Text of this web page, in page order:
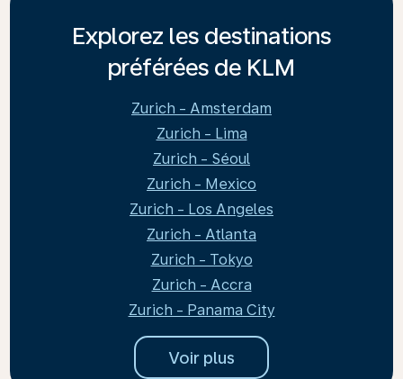
Explorez les destinations
préférées de KLM
Zurich - Amsterdam
Zurich - Lima
Zurich - Séoul
Zurich - Mexico
Zurich - Los Angeles
Zurich - Atlanta
Zurich - Tokyo
Zurich - Accra
Zurich - Panama City
Voir plus